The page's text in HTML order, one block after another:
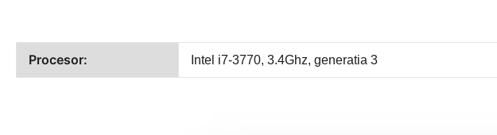
Procesor: Intel i7-3770, 3.4Ghz, generatia 3